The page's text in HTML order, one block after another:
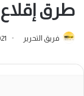
طرق إقلاع
فريق التحرير